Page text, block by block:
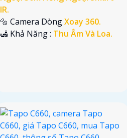
IR.
🔩 Camera DòngXoay 360.
️🛃 Khả Năng : Thu Âm Và Loa.